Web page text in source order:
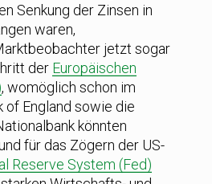
Senkung der Zinsen in
waren,
jetzt sogar
der Europäischen
, womöglich schon im
of England sowie die
könnten
für das Zögern der US-
Reserve System (Fed)